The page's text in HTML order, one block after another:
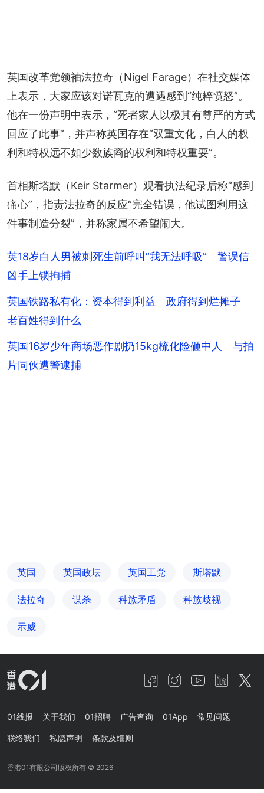
英国改革党领袖法拉奇（Nigel Farage）在社交媒体
上表示，大家应该对诺瓦克的遭遇感到“纯粹愤怒”。
他在一份声明中表示，“死者家人以极其有尊严的方式
回应了此事”，并声称英国存在“双重文化，白人的权
利和特权远不如少数族裔的权利和特权重要”。
首相斯塔默（Keir Starmer）观看执法纪录后称“感到
痛心”，指责法拉奇的反应“完全错误，他试图利用这
件事制造分裂”，并称家属不希望闹大。
英18岁白人男被刺死生前呼叫“我无法呼吸” 警误信
凶手上锁拘捕
英国铁路私有化：资本得到利益 政府得到烂摊子
老百姓得到什么
英国16岁少年商场恶作剧扔15kg梳化险砸中人 与拍
片同伙遭警逮捕
英国 英国政坛 英国工党 斯塔默
法拉奇 谋杀 种族矛盾 种族歧视
示威
01线报 关于我们 01招聘 广告查询 01App 常见问题
联络我们 私隐声明 条款及细则
香港01有限公司版权所有 © 2026